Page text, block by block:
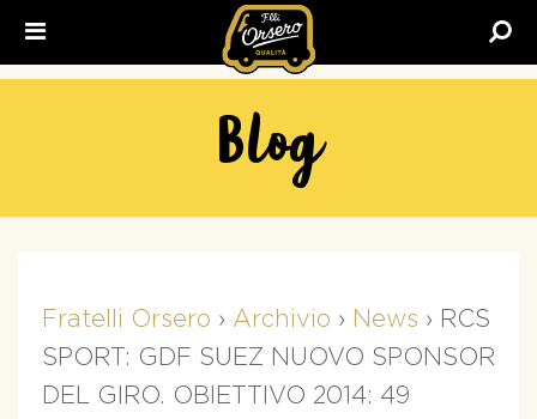
Blog
Fratelli Orsero › Archivio › News › RCS
SPORT: GDF SUEZ NUOVO SPONSOR
DEL GIRO. OBIETTIVO 2014: 49